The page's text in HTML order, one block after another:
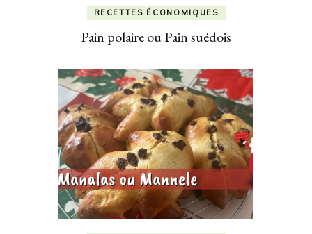
RECETTES ÉCONOMIQUES
Pain polaire ou Pain suédois